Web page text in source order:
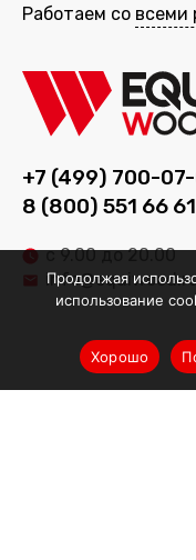
Работаем со всеми
+7 (499) 700-
8 (800) 551 66 61
с 9.00 до 20.00
Продолжая
использование
Хорошо